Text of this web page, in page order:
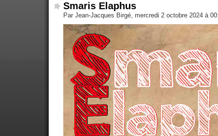
Smaris Elaphus
Par Jean-Jacques Birgé, mercredi 2 octobre 2024 à